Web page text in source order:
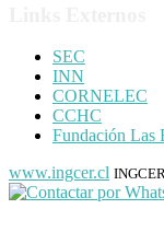
SEC
INN
CORNELEC
CCHC
Fundación Las
www.ingcer.cl